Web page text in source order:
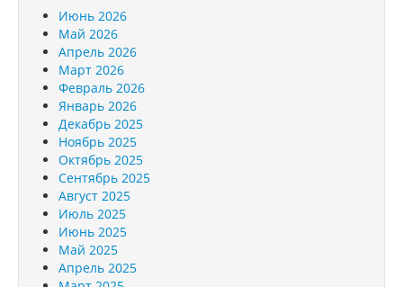
Июнь 2026
Май 2026
Апрель 2026
Март 2026
Февраль 2026
Январь 2026
Декабрь 2025
Ноябрь 2025
Октябрь 2025
Сентябрь 2025
Август 2025
Июль 2025
Июнь 2025
Май 2025
Апрель 2025